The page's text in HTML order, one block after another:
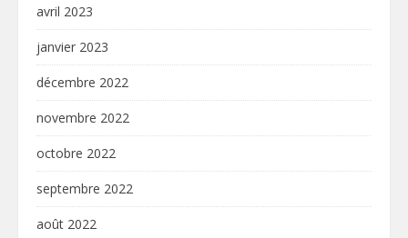
avril 2023
janvier 2023
décembre 2022
novembre 2022
octobre 2022
septembre 2022
août 2022